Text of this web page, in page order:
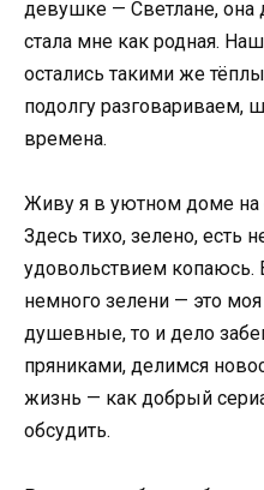
девушке — Светлане, она
стала мне как родная.
остались такими же
подолгу
времена.
Живу я в уютном доме
Здесь тихо, зелено, есть
удовольствием
немного зелени — это
душевные, то и дело
пряниками, делимся
жизнь — как добрый
обсудить.